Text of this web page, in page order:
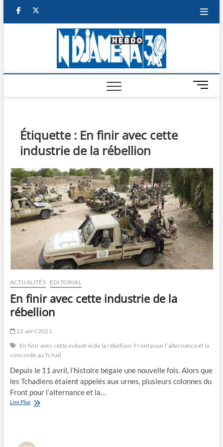
facebook
M
e
o
n
Étiquette : En finir avec cette
industrie de la rébellion
ACTUALITÉS EDITORIAL
En finir avec cette industrie de la
rébellion
22 avril 2021
En finir avec cette industrie de la rébellion Front pour l’alternance et la
concorde au Tchad
Depuis le 11 avril, l’histoire bégaie une nouvelle fois. Alors que
les Tchadiens étaient appelés aux urnes, plusieurs colonnes du
Front pour l’alternance et la…
Lire PlusEn